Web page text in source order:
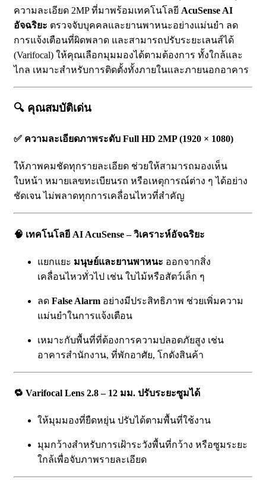
ความละเอียด 2MP ที่มาพร้อมเทคโนโลยี AcuSense AI
อัจฉริยะ ตรวจจับบุคคลและยานพาหนะอย่างแม่นยำ ลด
การแจ้งเตือนที่ผิดพลาด และสามารถปรับระยะเลนส์ได้
(Varifocal) ให้คุณเลือกมุมมองได้ตามต้องการ ทั้งใกล้และ
ไกล เหมาะสำหรับการติดตั้งทั้งภายในและภายนอกอาคาร
🔍 คุณสมบัติเด่น
✅ ความละเอียดภาพระดับ Full HD 2MP (1920 × 1080)
ให้ภาพคมชัดทุกรายละเอียด ช่วยให้สามารถมองเห็น
ใบหน้า หมายเลขทะเบียนรถ หรือเหตุการณ์ต่าง ๆ ได้อย่าง
ชัดเจน ไม่พลาดทุกการเคลื่อนไหวที่สำคัญ
🧠 เทคโนโลยี AI AcuSense – วิเคราะห์อัจฉริยะ
แยกแยะ มนุษย์และยานพาหนะ ออกจากสิ่ง
เคลื่อนไหวทั่วไป เช่น ใบไม้หรือสัตว์เล็ก ๆ
ลด False Alarm อย่างมีประสิทธิภาพ ช่วยเพิ่มความ
แม่นยำในการแจ้งเตือน
เหมาะกับพื้นที่ที่ต้องการความปลอดภัยสูง เช่น
อาคารสำนักงาน, ที่พักอาศัย, โกดังสินค้า
🔁 Varifocal Lens 2.8 – 12 มม. ปรับระยะซูมได้
ให้มุมมองที่ยืดหยุ่น ปรับได้ตามพื้นที่ใช้งาน
มุมกว้างสำหรับการเฝ้าระวังพื้นที่กว้าง หรือซูมระยะ
ใกล้เพื่อจับภาพรายละเอียด